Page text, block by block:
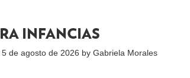
INFANCIAS
de agosto de 2026 by Gabriela Morales